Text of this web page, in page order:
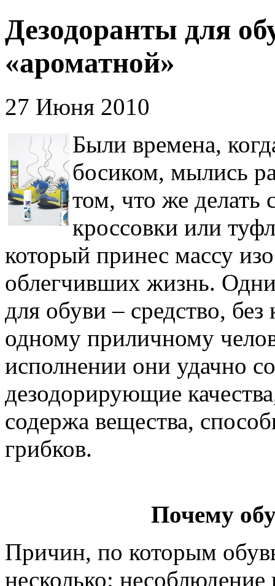
Дезодоранты для
«ароматной»
27 Июня 2010
Были времена,
босиком, мылись
том, что же делать
кроссовки или
который принес массу
облегчивших жизнь.
для обуви – средство,
одному приличному
исполнении они удачно
дезодорирующие
содержа вещества,
грибков.
Почему
Причин, по которым
несколько: